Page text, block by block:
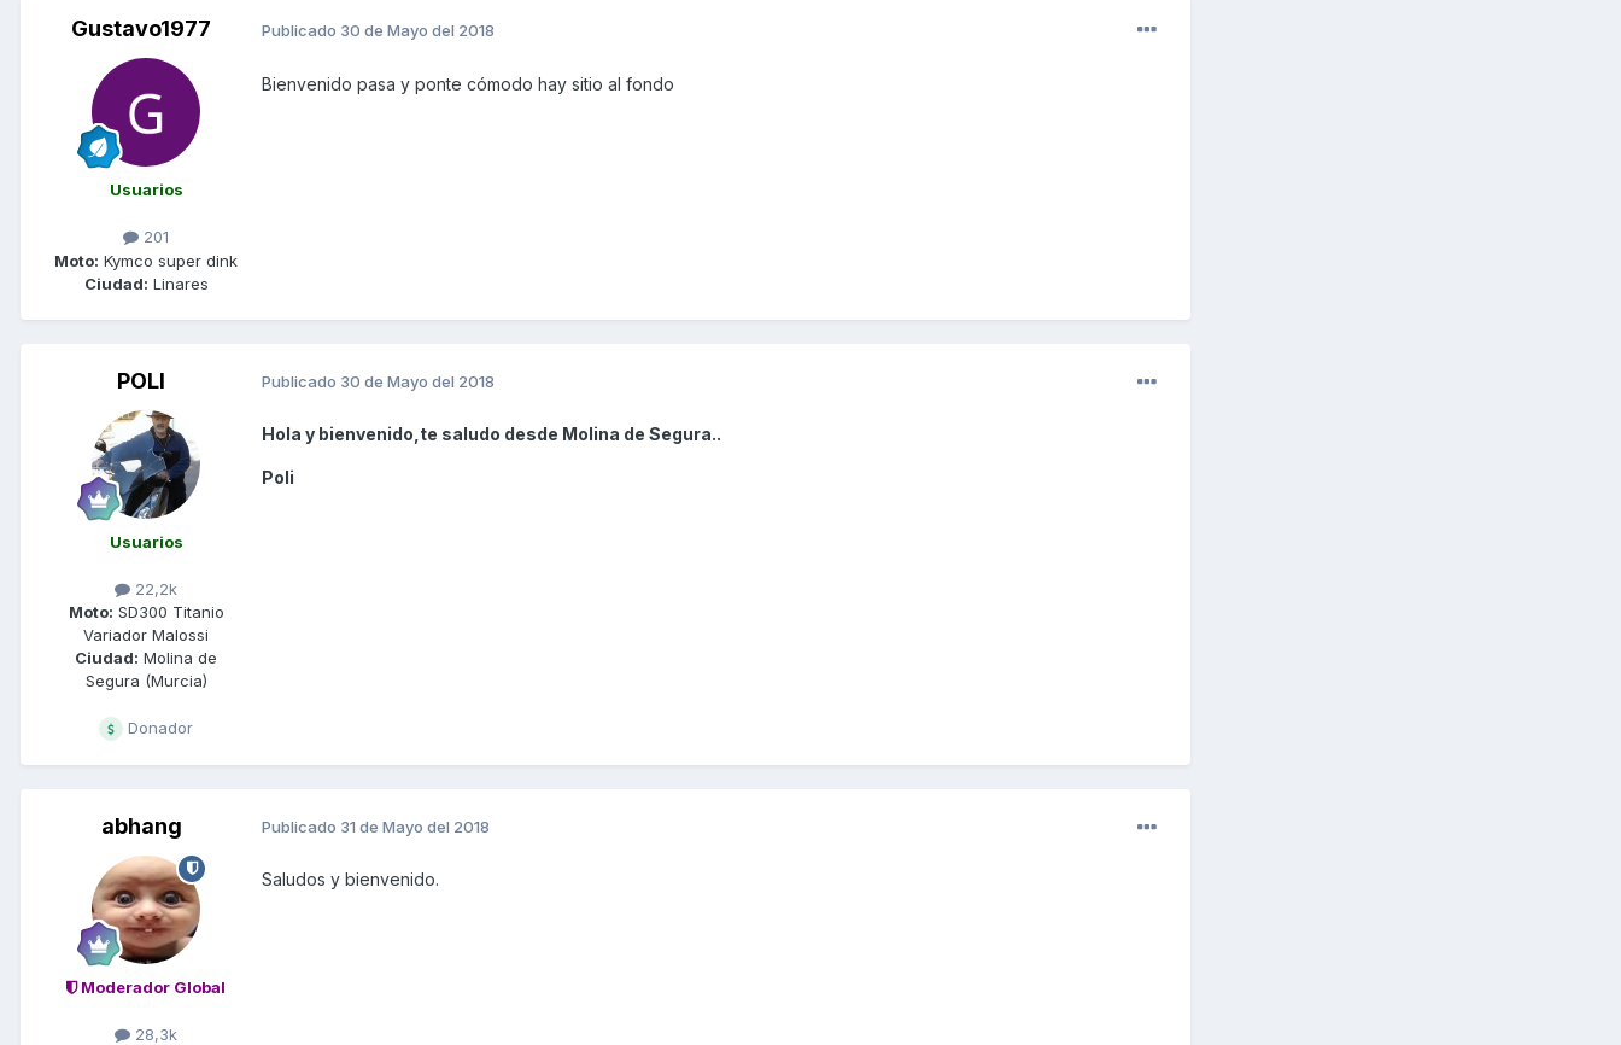
Gustavo1977
Usuarios
201
Moto: Kymco super dink
Ciudad: Linares
Publicado 30 de Mayo del 2018
Bienvenido pasa y ponte cómodo hay sitio al fondo
POLI
Usuarios
22,2k
Moto: SD300 Titanio
Variador Malossi
Ciudad: Molina de
Segura (Murcia)
Donador
Publicado 30 de Mayo del 2018
Hola y bienvenido,te saludo desde Molina de Segura..
Poli
abhang
Moderador Global
28,3k
Publicado 31 de Mayo del 2018
Saludos y bienvenido.